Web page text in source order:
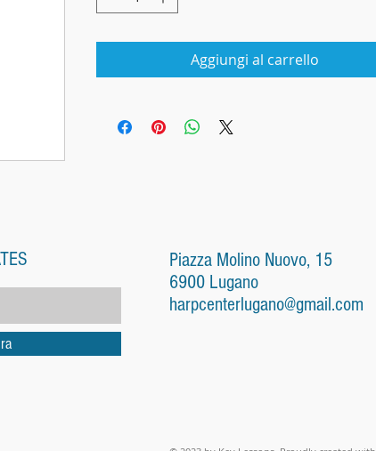
Aggiungi al carrello
Piazza Molino Nuovo, 15
6900 Lugano
harpcenterlugano@gmail.com